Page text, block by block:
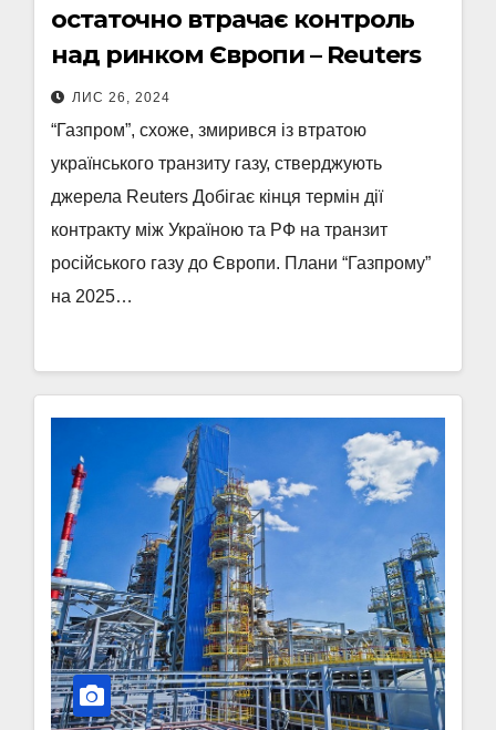
остаточно втрачає контроль
над ринком Європи – Reuters
ЛИС 26, 2024
“Газпром”, схоже, змирився із втратою
українського транзиту газу, стверджують
джерела Reuters Добігає кінця термін дії
контракту між Україною та РФ на транзит
російського газу до Європи. Плани “Газпрому”
на 2025…